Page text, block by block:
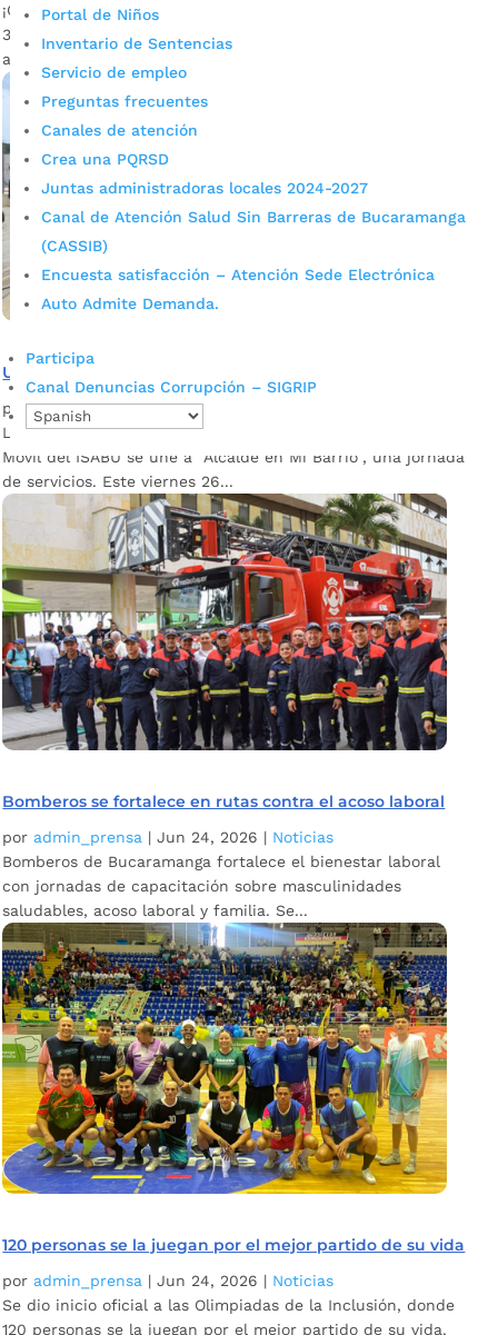
Portal de Niños
Inventario de Sentencias
Servicio de empleo
Preguntas frecuentes
Canales de atención
Crea una PQRSD
Juntas administradoras locales 2024-2027
Canal de Atención Salud Sin Barreras de Bucaramanga
(CASSIB)
Encuesta satisfacción – Atención Sede Electrónica
Auto Admite Demanda.
Participa
Canal Denuncias Corrupción – SIGRIP
¡Chao a los huecos! Quedó lista la pavimentación de la calle
36 con el proyecto de Tapa Huecos. Bucaramanga sigue
avanzando en la recuperación de su...
Unidad móvil del ISABU llega al barrio La Juventud
poradmin_prensa|Jun 24, 2026
La salud llega a La Juventud. Por primera vez la Unidad
Móvil del ISABU se une a "Alcalde en Mi Barrio", una jornada
de servicios. Este viernes 26...
Bomberos se fortalece en rutas contra el acoso laboral
por admin_prensa |Jun 24, 2026 | Noticias
Bomberos de Bucaramanga fortalece el bienestar laboral
con jornadas de capacitación sobre masculinidades
saludables, acoso laboral y familia. Se...
120 personas se la juegan por el mejor partido de su vida
por admin_prensa |Jun 24, 2026 | Noticias
Se dio inicio oficial a las Olimpiadas de la Inclusión, donde
120 personas se la juegan por el mejor partido de su vida.